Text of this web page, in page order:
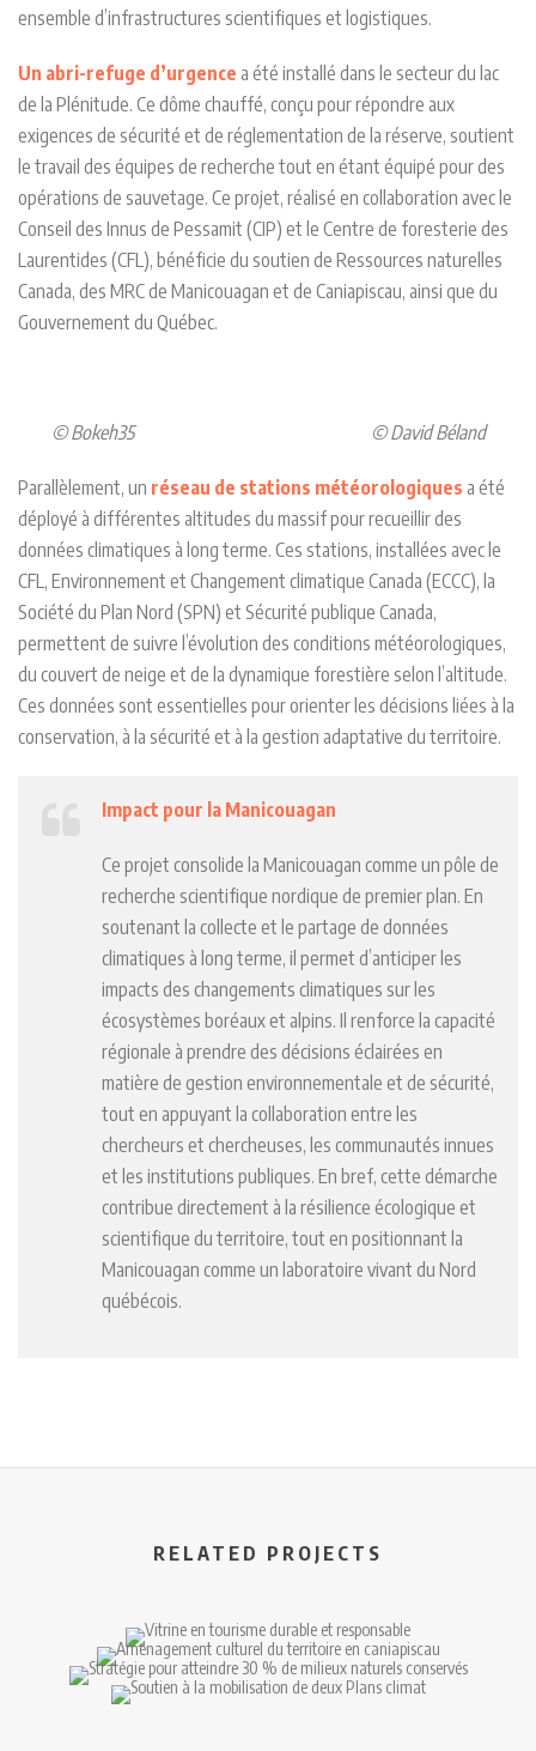
ensemble d’infrastructures scientifiques et logistiques.
Un abri-refuge d’urgence a été installé dans le secteur du lac
de la Plénitude. Ce dôme chauffé, conçu pour répondre aux
exigences de sécurité et de réglementation de la réserve, soutient
le travail des équipes de recherche tout en étant équipé pour des
opérations de sauvetage. Ce projet, réalisé en collaboration avec le
Conseil des Innus de Pessamit (CIP) et le Centre de foresterie des
Laurentides (CFL), bénéficie du soutien de Ressources naturelles
Canada, des MRC de Manicouagan et de Caniapiscau, ainsi que du
Gouvernement du Québec.
© Bokeh35 © David Béland
Parallèlement, un réseau de stations météorologiques a été
déployé à différentes altitudes du massif pour recueillir des
données climatiques à long terme. Ces stations, installées avec le
CFL, Environnement et Changement climatique Canada (ECCC), la
Société du Plan Nord (SPN) et Sécurité publique Canada,
permettent de suivre l’évolution des conditions météorologiques,
du couvert de neige et de la dynamique forestière selon l’altitude.
Ces données sont essentielles pour orienter les décisions liées à la
conservation, à la sécurité et à la gestion adaptative du territoire.
Impact pour la Manicouagan
Ce projet consolide la Manicouagan comme un pôle de
recherche scientifique nordique de premier plan. En
soutenant la collecte et le partage de données
climatiques à long terme, il permet d’anticiper les
impacts des changements climatiques sur les
écosystèmes boréaux et alpins. Il renforce la capacité
régionale à prendre des décisions éclairées en
matière de gestion environnementale et de sécurité,
tout en appuyant la collaboration entre les
chercheurs et chercheuses, les communautés innues
et les institutions publiques. En bref, cette démarche
contribue directement à la résilience écologique et
scientifique du territoire, tout en positionnant la
Manicouagan comme un laboratoire vivant du Nord
québécois.
RELATED PROJECTS